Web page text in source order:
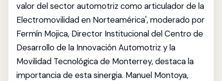
valor del sector automotriz como articulador de la
Electromovilidad en Norteamérica', moderado por
Fermín Mojica, Director Institucional del Centro de
Desarrollo de la Innovación Automotriz y la
Movilidad Tecnológica de Monterrey, destaca la
importancia de esta sinergia. Manuel Montoya,